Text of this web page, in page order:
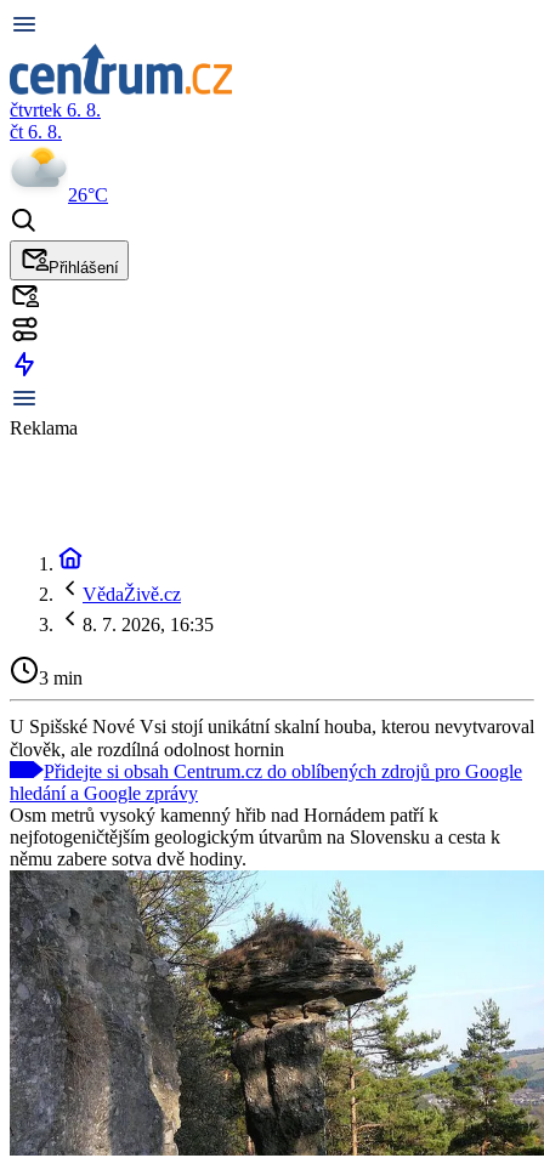
čtvrtek 6. 8.
čt 6. 8.
26°C
Přihlášení
Reklama
VědaŽivě.cz
8. 7. 2026, 16:35
3 min
U Spišské Nové Vsi stojí unikátní skalní houba, kterou nevytvaroval
člověk, ale rozdílná odolnost hornin
Přidejte si obsah Centrum.cz do oblíbených zdrojů pro Google
hledání a Google zprávy
Osm metrů vysoký kamenný hřib nad Hornádem patří k
nejfotogeničtějším geologickým útvarům na Slovensku a cesta k
němu zabere sotva dvě hodiny.